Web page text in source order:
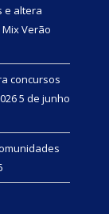
e altera
Verão
concursos
5 de junho